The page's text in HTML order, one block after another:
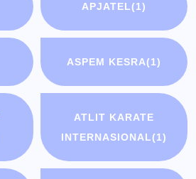
APJATEL(1)
ASPEM KESRA(1)
ATLIT KARATE
INTERNASIONAL(1)